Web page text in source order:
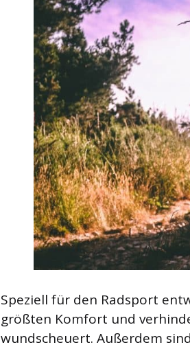
Speziell für den Radsport
größten Komfort und
wundscheuert. Außerdem